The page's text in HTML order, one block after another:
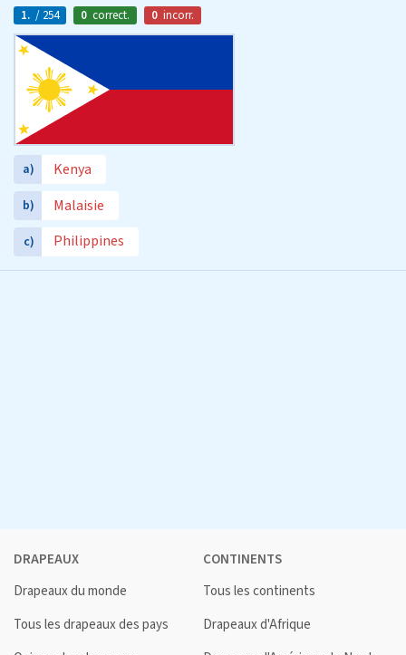
1. / 254 0 correct. 0 incorr.
a) Kenya
b) Malaisie
c) Philippines
DRAPEAUX
Drapeaux du monde
Tous les drapeaux des pays
CONTINENTS
Tous les continents
Drapeaux d'Afrique